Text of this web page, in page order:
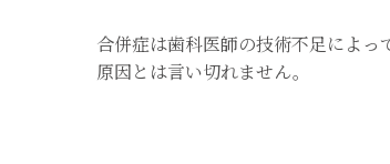
合併症は歯科医師の技術不足によ
原因とは言い切れません。